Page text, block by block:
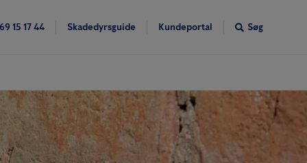
69 15 17 44 Skadedyrsguide Kundeportal Søg